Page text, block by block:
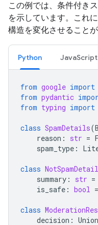
この例では、条件付き
を示しています。これ
構造を変化させることが
Python JavaScript
from google import
from pydantic
from typing import
class SpamDetails(
reason : str =
spam_type :
class
summary : str =
is_safe : bool =
class
decision : Union